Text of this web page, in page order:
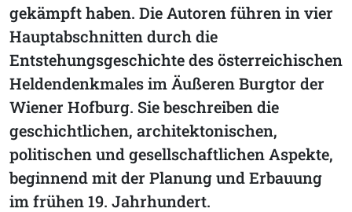
gekämpft haben. Die Autoren führen in vier
Hauptabschnitten durch die
Entstehungsgeschichte des österreichischen
Heldendenkmales im Äußeren Burgtor der
Wiener Hofburg. Sie beschreiben die
geschichtlichen, architektonischen,
politischen und gesellschaftlichen Aspekte,
beginnend mit der Planung und Erbauung
im frühen 19. Jahrhundert.